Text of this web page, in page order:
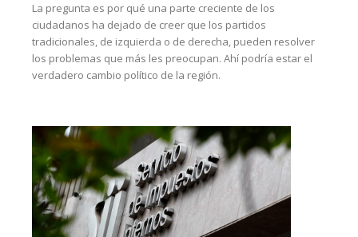
La pregunta es por qué una parte creciente de los
ciudadanos ha dejado de creer que los partidos
tradicionales, de izquierda o de derecha, pueden resolver
los problemas que más les preocupan. Ahí podría estar el
verdadero cambio político de la región.